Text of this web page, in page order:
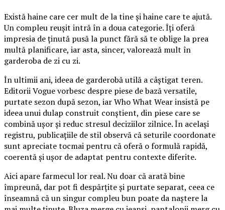
Există haine care cer mult de la tine și haine care te ajută.
Un compleu reușit intră în a doua categorie. Îți oferă
impresia de ținută pusă la punct fără să te oblige la prea
multă planificare, iar asta, sincer, valorează mult în
garderoba de zi cu zi.
În ultimii ani, ideea de garderobă utilă a câștigat teren.
Editorii Vogue vorbesc despre piese de bază versatile,
purtate sezon după sezon, iar Who What Wear insistă pe
ideea unui dulap construit conștient, din piese care se
combină ușor și reduc stresul deciziilor zilnice. În același
registru, publicațiile de stil observă că seturile coordonate
sunt apreciate tocmai pentru că oferă o formulă rapidă,
coerentă și ușor de adaptat pentru contexte diferite.
Aici apare farmecul lor real. Nu doar că arată bine
împreună, dar pot fi despărțite și purtate separat, ceea ce
înseamnă că un singur compleu bun poate da naștere la